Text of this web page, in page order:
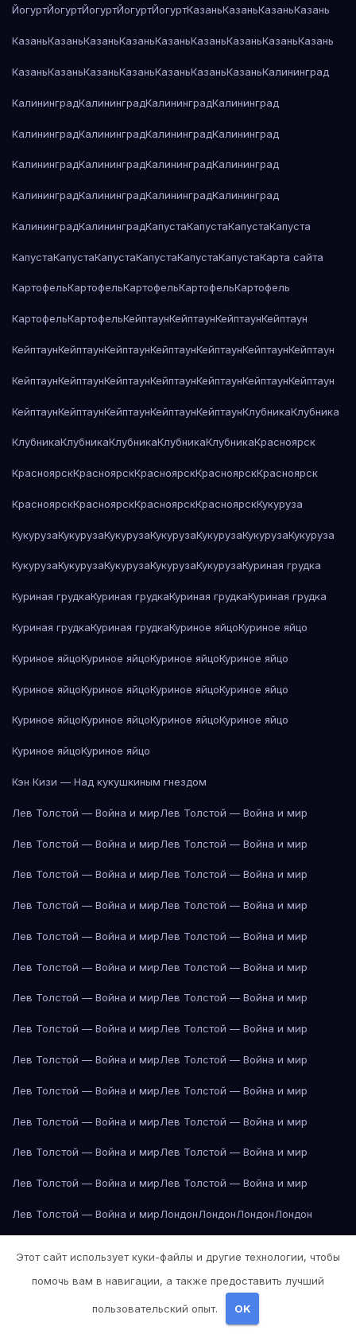
ЙогуртЙогуртЙогуртЙогуртЙогуртКазаньКазаньКазаньКазань
КазаньКазаньКазаньКазаньКазаньКазаньКазаньКазаньКазань
КазаньКазаньКазаньКазаньКазаньКазаньКазаньКалининград
КалининградКалининградКалининградКалининград
КалининградКалининградКалининградКалининград
КалининградКалининградКалининградКалининград
КалининградКалининградКалининградКалининград
КалининградКалининградКапустаКапустаКапустаКапуста
КапустаКапустаКапустаКапустаКапустаКапустаКарта сайта
КартофельКартофельКартофельКартофельКартофель
КартофельКартофельКейптаунКейптаунКейптаунКейптаун
КейптаунКейптаунКейптаунКейптаунКейптаунКейптаунКейптаун
КейптаунКейптаунКейптаунКейптаунКейптаунКейптаунКейптаун
КейптаунКейптаунКейптаунКейптаунКейптаунКлубникаКлубника
КлубникаКлубникаКлубникаКлубникаКлубникаКрасноярск
КрасноярскКрасноярскКрасноярскКрасноярскКрасноярск
КрасноярскКрасноярскКрасноярскКрасноярскКукуруза
КукурузаКукурузаКукурузаКукурузаКукурузаКукурузаКукуруза
КукурузаКукурузаКукурузаКукурузаКукурузаКуриная грудка
Куриная грудкаКуриная грудкаКуриная грудкаКуриная грудка
Куриная грудкаКуриная грудкаКуриное яйцоКуриное яйцо
Куриное яйцоКуриное яйцоКуриное яйцоКуриное яйцо
Куриное яйцоКуриное яйцоКуриное яйцоКуриное яйцо
Куриное яйцоКуриное яйцоКуриное яйцоКуриное яйцо
Куриное яйцоКуриное яйцо
Кэн Кизи — Над кукушкиным гнездом
Лев Толстой — Война и мирЛев Толстой — Война и мир
Лев Толстой — Война и мирЛев Толстой — Война и мир
Лев Толстой — Война и мирЛев Толстой — Война и мир
Лев Толстой — Война и мирЛев Толстой — Война и мир
Лев Толстой — Война и мирЛев Толстой — Война и мир
Лев Толстой — Война и мирЛев Толстой — Война и мир
Лев Толстой — Война и мирЛев Толстой — Война и мир
Лев Толстой — Война и мирЛев Толстой — Война и мир
Лев Толстой — Война и мирЛев Толстой — Война и мир
Лев Толстой — Война и мирЛев Толстой — Война и мир
Лев Толстой — Война и мирЛев Толстой — Война и мир
Лев Толстой — Война и мирЛев Толстой — Война и мир
Лев Толстой — Война и мирЛев Толстой — Война и мир
Лев Толстой — Война и мирЛондонЛондонЛондонЛондон
Лос-Анджелес
Лос-АнджелесЛос-АнджелесЛос-Анджелес
Этот сайт использует куки-файлы и другие технологии, чтобы
помочь вам в навигации, а также предоставить лучший
пользовательский опыт. OK